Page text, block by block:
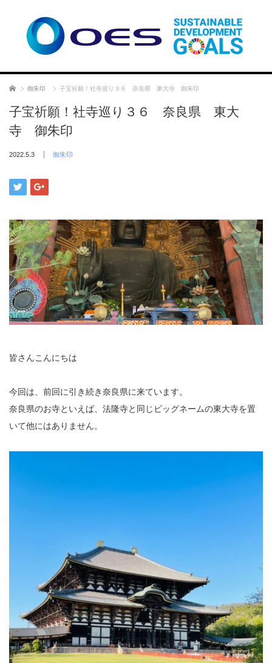
ホーム 御朱印 子宝祈願！社寺巡り３６ 奈良県 東大寺 御朱印
子宝祈願！社寺巡り３６ 奈良県 東大
寺 御朱印
2022.5.3 御朱印
皆さんこんにちは
今回は、前回に引き続き奈良県に来ています。
奈良県のお寺といえば、法隆寺と同じビッグネームの東大寺を置
いて他にはありません。